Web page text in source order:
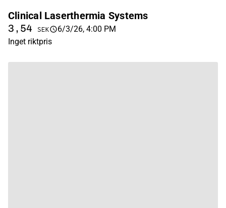
Clinical Laserthermia Systems
3,54 SEK
6/3/26, 4:00 PM
Inget riktpris